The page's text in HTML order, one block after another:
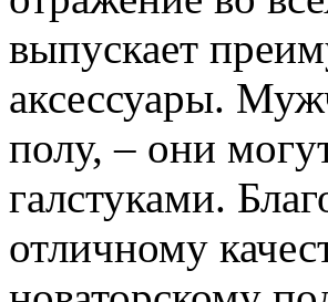
выпускает
аксессуары.
полу, – они
галстуками.
отличному